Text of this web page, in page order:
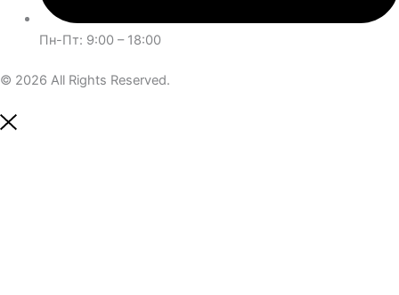
Пн-Пт: 9:00 – 18:00
© 2026 All Rights Reserved.